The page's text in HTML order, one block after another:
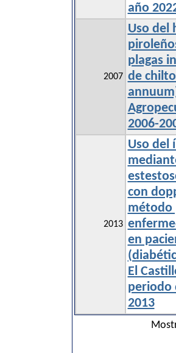
año
2007
Uso del
plagas
de
2006-
2013
Uso del
con
método
en
El
periodo
2013